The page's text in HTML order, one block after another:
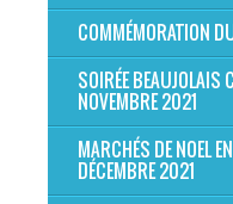
COMMÉMORATION
SOIRÉE BEAUJOLAIS
NOVEMBRE 2021
MARCHÉS DE NOEL
DÉCEMBRE 2021